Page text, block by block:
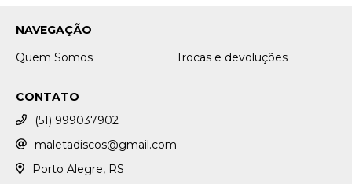
NAVEGAÇÃO
Quem Somos
Trocas e devoluções
CONTATO
(51) 999037902
maletadiscos@gmail.com
Porto Alegre, RS